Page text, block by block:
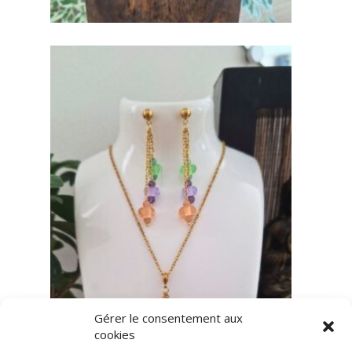
Gérer le consentement aux
cookies